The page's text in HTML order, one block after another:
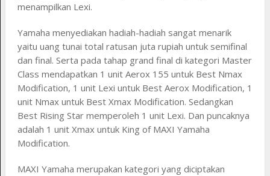
menampilkan Lexi.
Yamaha menyediakan hadiah-hadiah sangat menarik
yaitu uang tunai total ratusan juta rupiah untuk semifinal
dan final. Serta pada tahap grand final di kategori Master
Class mendapatkan 1 unit Aerox 155 untuk Best Nmax
Modification, 1 unit Lexi untuk Best Aerox Modification, 1
unit Nmax untuk Best Xmax Modification. Sedangkan
Best Rising Star memperoleh 1 unit Lexi. Dan puncaknya
adalah 1 unit Xmax untuk King of MAXI Yamaha
Modification.
MAXI Yamaha merupakan kategori yang diciptakan